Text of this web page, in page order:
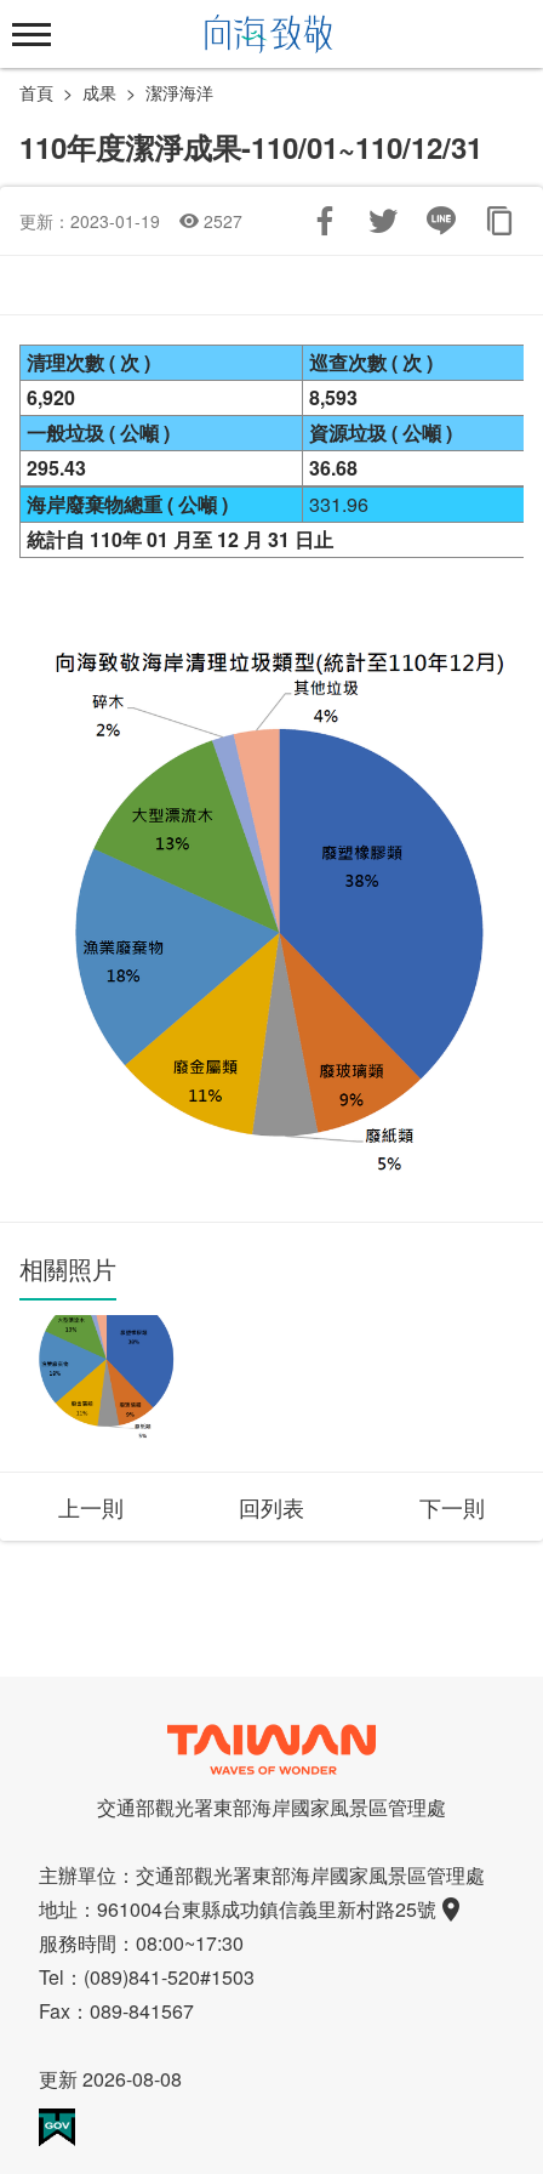
到
主
區
首頁 成果 潔淨海洋
110年度潔淨成果-110/01~110/12/31
更新：2023-01-19 2527
清理次數 ( 次 )
巡查次數 ( 次 )
6,920
8,593
一般垃圾 ( 公噸 )
資源垃圾 ( 公噸 )
295.43
36.68
海岸廢棄物總重 ( 公噸 )
331.96
統計自 110年 01 月至 12 月 31 日止
相關照片
上一則 回列表 下一則
交通部觀光署東部海岸國家風景區管理處
主辦單位：交通部觀光署東部海岸國家風景區管理處
地址：961004台東縣成功鎮信義里新村路25號
服務時間：08:00~17:30
Tel：(089)841-520#1503
Fax：089-841567
更新 2026-08-08